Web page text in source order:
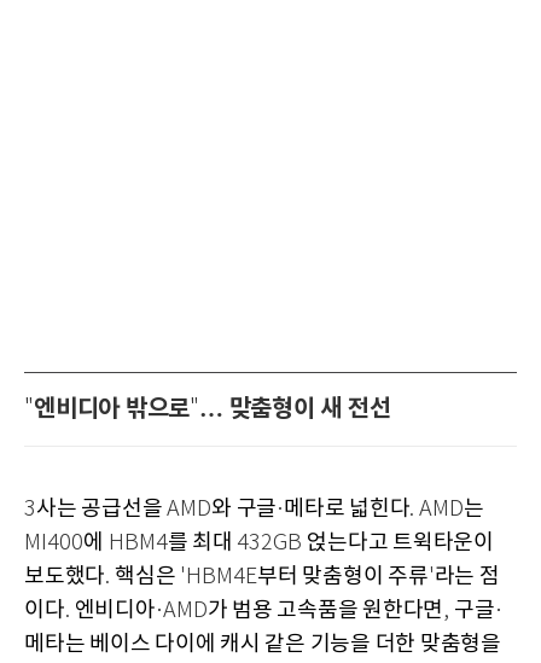
"엔비디아 밖으로"… 맞춤형이 새 전선
3사는 공급선을 AMD와 구글·메타로 넓힌다. AMD는
MI400에 HBM4를 최대 432GB 얹는다고 트윅타운이
보도했다. 핵심은 'HBM4E부터 맞춤형이 주류'라는 점
이다. 엔비디아·AMD가 범용 고속품을 원한다면, 구글·
메타는 베이스 다이에 캐시 같은 기능을 더한 맞춤형을